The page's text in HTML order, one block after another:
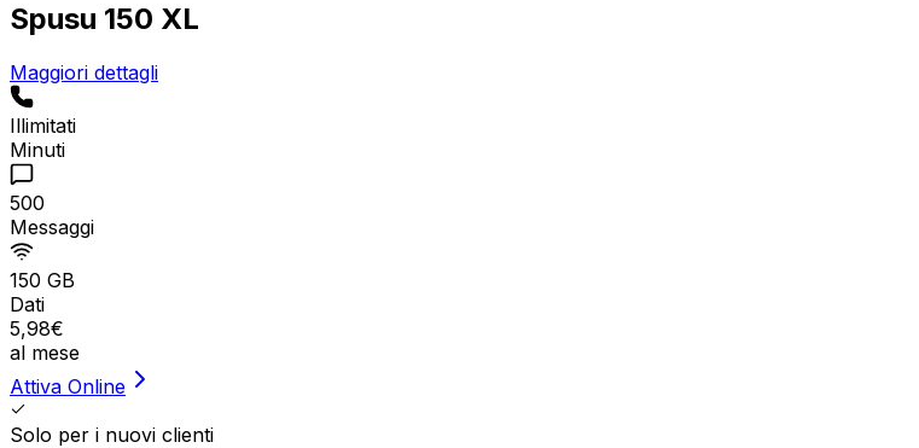
Spusu 150 XL
Maggiori dettagli
Illimitati
Minuti
500
Messaggi
150 GB
Dati
5,98€
al mese
Attiva Online
Solo per i nuovi clienti